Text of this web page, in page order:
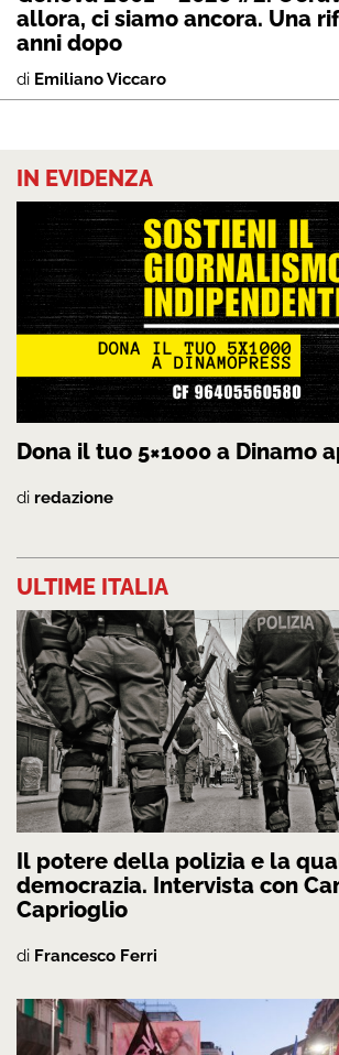
allora, ci siamo ancora. Una
anni dopo
di Emiliano Viccaro
IN EVIDENZA
Dona il tuo 5×1000 a Dinamo
di redazione
ULTIME ITALIA
Il potere della polizia e la
democrazia. Intervista con
Caprioglio
di Francesco Ferri